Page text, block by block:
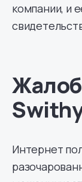
компании, и
Интернет